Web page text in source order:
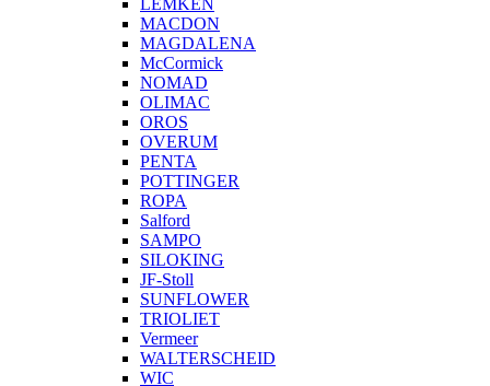
LEMKEN
MACDON
MAGDALENA
McCormick
NOMAD
OLIMAC
OROS
OVERUM
PENTA
POTTINGER
ROPA
Salford
SAMPO
SILOKING
JF-Stoll
SUNFLOWER
TRIOLIET
Vermeer
WALTERSCHEID
WIC